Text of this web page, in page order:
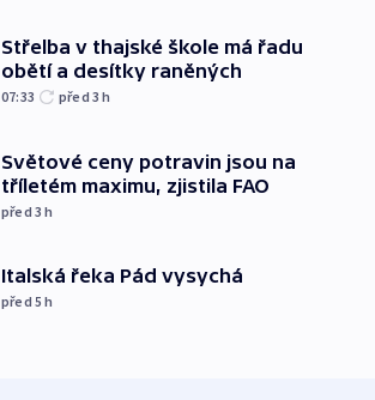
Střelba v thajské škole má řadu
obětí a desítky raněných
07:33 před 3h
Světové ceny potravin jsou na
tříletém maximu, zjistila FAO
před 3h
Italská řeka Pád vysychá
před 5h